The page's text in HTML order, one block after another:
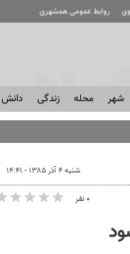
روابط عمومی همشهری
شهر محله زندگی دانش
شنبه ۴ آذر ۱۳۸۵ - ۱۴:۴۱
۰ نفر